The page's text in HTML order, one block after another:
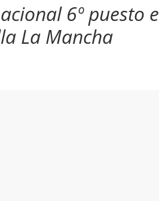
6º puesto
La Mancha